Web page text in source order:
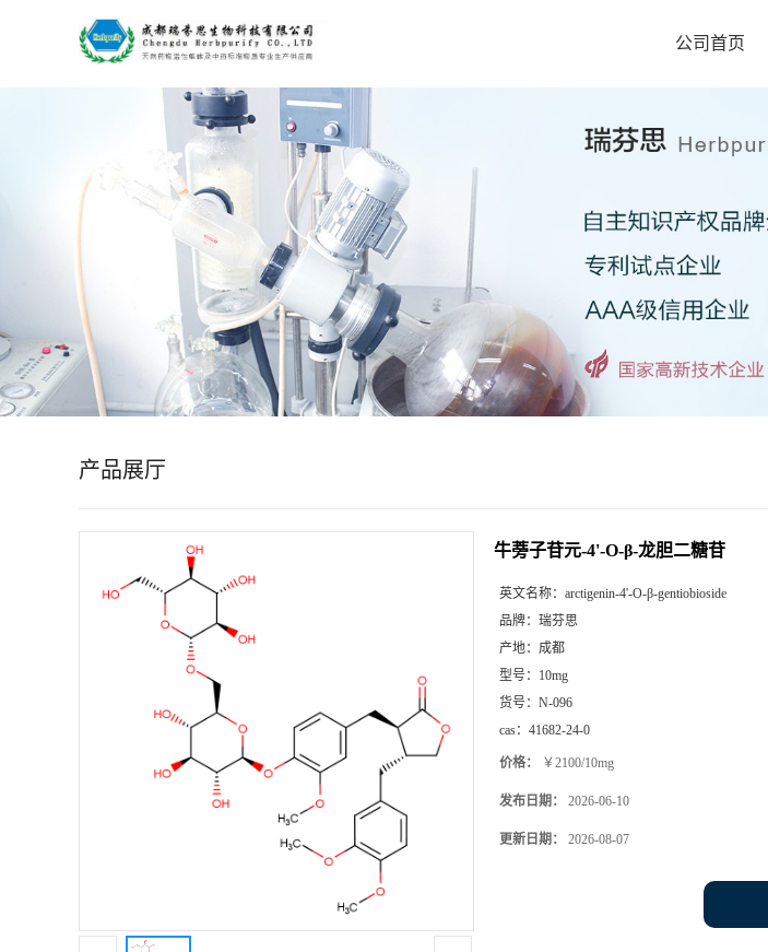
司
介
公司首页
产品展厅
牛蒡子苷元-4'-O-β-龙胆二糖苷
英文名称： arctigenin-4'-O-β-gentiobioside
品牌： 瑞芬思
产地： 成都
型号： 10mg
货号： N-096
cas： 41682-24-0
价格： ￥2100/10mg
发布日期： 2026-06-10
更新日期： 2026-08-07